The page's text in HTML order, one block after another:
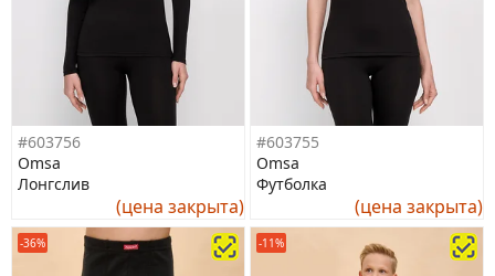
#603756
Omsa
Лонгслив
(цена закрыта)
#603755
Omsa
Футболка
(цена закрыта)
-36% -11%